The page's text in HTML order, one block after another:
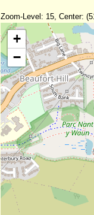
Zoom-Level: 15, Center:
+
−